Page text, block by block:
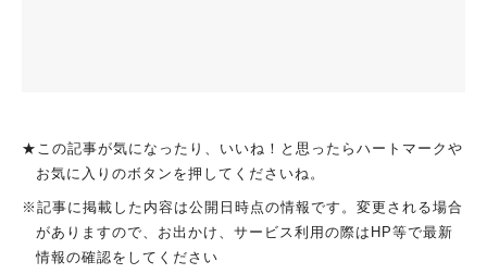
★この記事が気になったり、いいね！と思ったらハートマークや
お気に入りのボタンを押してくださいね。
※記事に掲載した内容は公開日時点の情報です。変更される場合
がありますので、お出かけ、サービス利用の際はHP等で最新
情報の確認をしてください